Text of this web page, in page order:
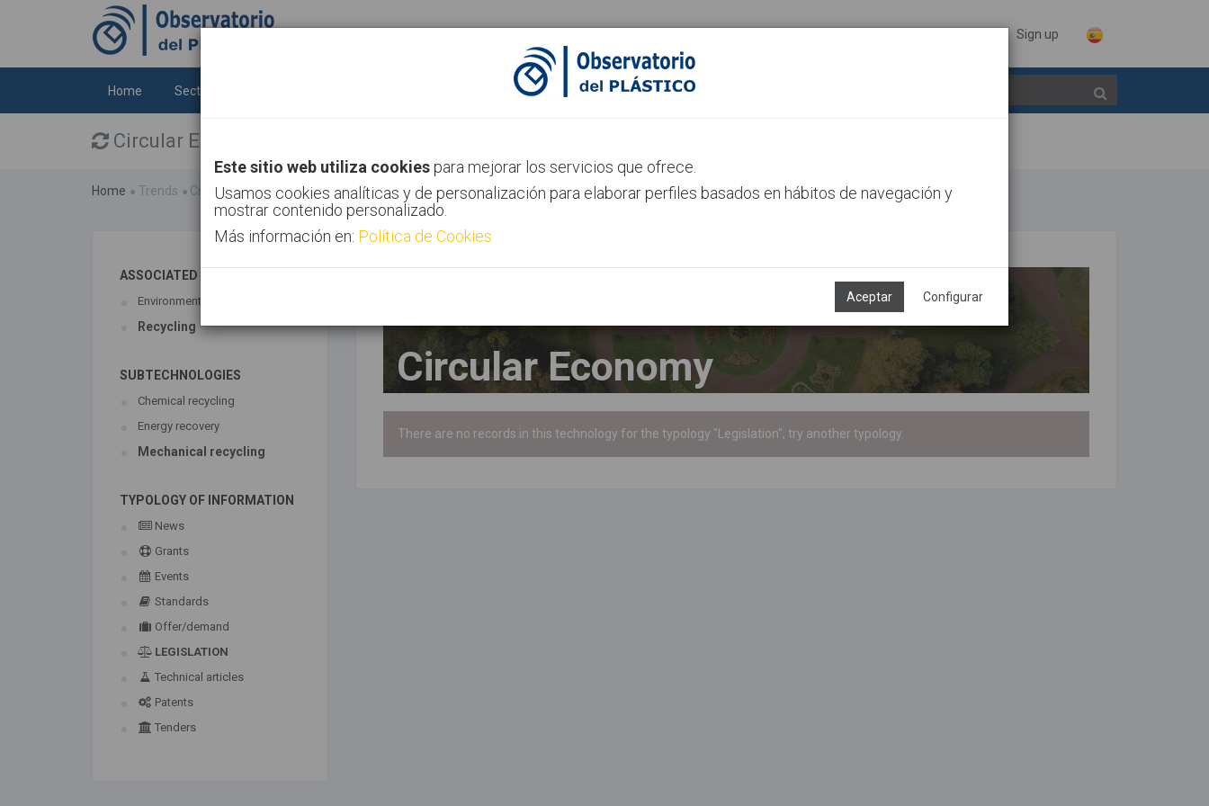
Sign up
Home Sectors AIMPLAS Channel Contact
Circular Economy
Home Trends Circular Economy
Este sitio web utiliza cookies para mejorar los servicios que ofrece.
Usamos cookies analíticas y de personalización para elaborar perfiles basados en hábitos de navegación y
mostrar contenido personalizado.
Más información en: Política de Cookies
Aceptar Configurar
ASSOCIATED TECHNOLOGIES
Environment
Recycling
SUBTECHNOLOGIES
Chemical recycling
Energy recovery
Mechanical recycling
TYPOLOGY OF INFORMATION
News
Grants
Events
Standards
Offer/demand
LEGISLATION
Technical articles
Patents
Tenders
Circular Economy
There are no records in this technology for the typology "Legislation", try another typology.